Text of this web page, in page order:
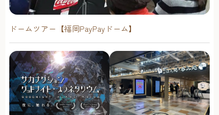
ドームツアー【福岡PayPayドーム】